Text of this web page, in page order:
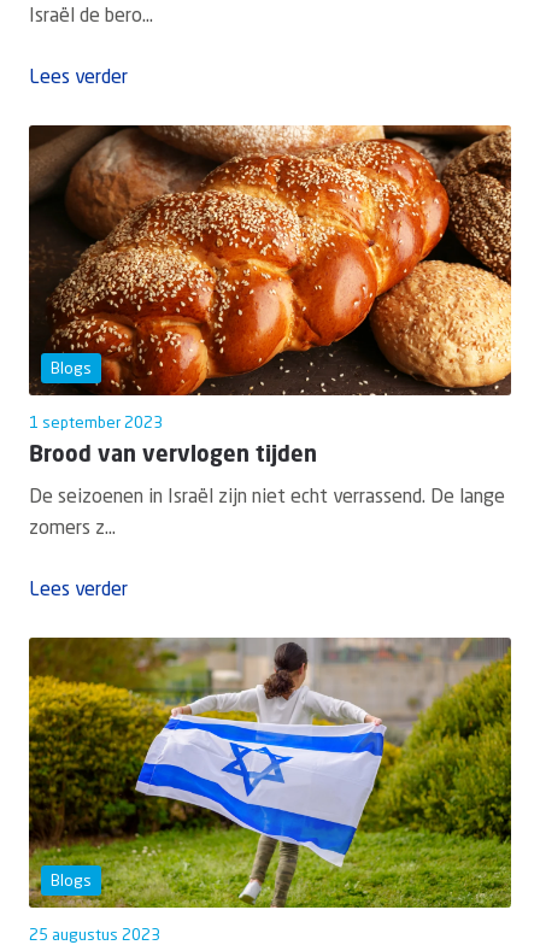
Israël de bero...
Lees verder
Blogs
1 september 2023
Brood van vervlogen tijden
De seizoenen in Israël zijn niet echt verrassend. De lange
zomers z...
Lees verder
Blogs
25 augustus 2023